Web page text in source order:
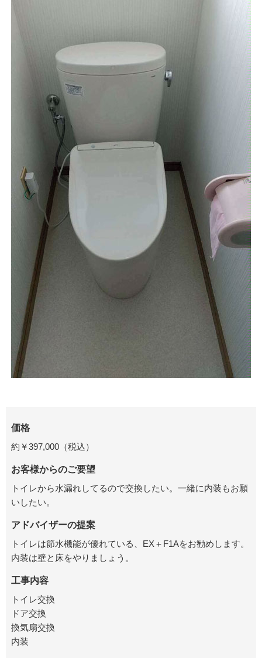
価格
約￥397,000（税込）
お客様からのご要望
トイレから水漏れしてるので交換したい。一緒に内装もお願
いしたい。
アドバイザーの提案
トイレは節水機能が優れている、EX＋F1Aをお勧めします。
内装は壁と床をやりましょう。
工事内容
トイレ交換
ドア交換
換気扇交換
内装